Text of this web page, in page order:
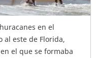
en el
al este de Florida,
el que se formaba